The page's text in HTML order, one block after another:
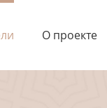
О проекте